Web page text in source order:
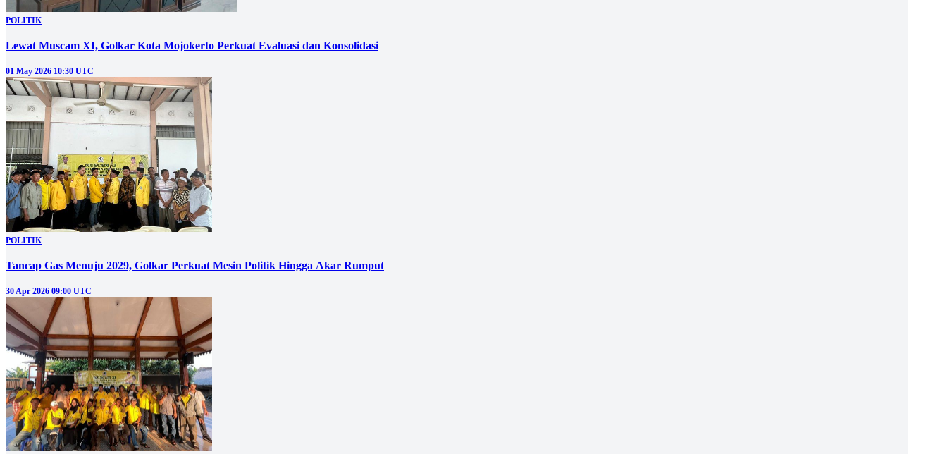
POLITIK
Lewat Muscam XI, Golkar Kota Mojokerto Perkuat Evaluasi dan Konsolidasi
01 May 2026 10:30 UTC
POLITIK
Tancap Gas Menuju 2029, Golkar Perkuat Mesin Politik Hingga Akar Rumput
30 Apr 2026 09:00 UTC